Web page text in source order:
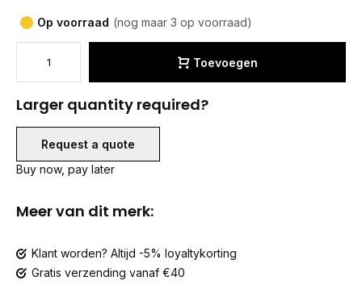
Op voorraad (nog maar 3 op voorraad)
Toevoegen
Larger quantity required?
Request a quote
Buy now, pay later
Meer van dit merk:
Klant worden? Altijd -5% loyaltykorting
Gratis verzending vanaf €40